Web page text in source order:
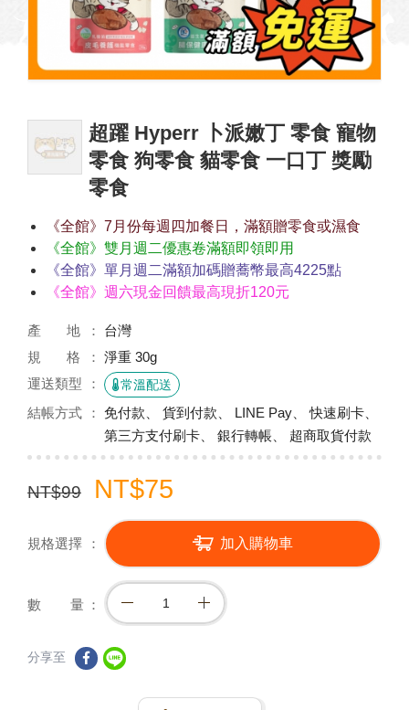
超躍 Hyperr 卜派嫩丁 零食 寵物
零食 狗零食 貓零食 一口丁 獎勵
零食
《全館》7月份每週四加餐日，滿額贈零食或濕食
《全館》雙月週二優惠卷滿額即領即用
《全館》單月週二滿額加碼贈蕎幣最高4225點
《全館》週六現金回饋最高現折120元
產 地
台灣
規 格
淨重 30g
運送類型
常溫配送
結帳方式
免付款、 貨到付款、 LINE Pay、 快速刷卡、
第三方支付刷卡、 銀行轉帳、 超商取貨付款
NT$99 NT$75
規格選擇 加入購物車
數 量
分享至